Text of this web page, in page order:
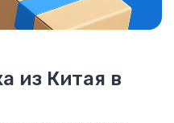
из Китая в